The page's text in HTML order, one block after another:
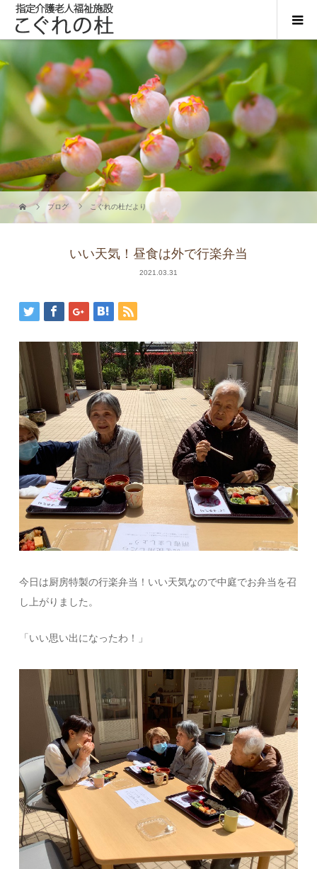
ブログ こぐれの杜だより
いい天気！昼食は外で行楽弁当
2021.03.31
今日は厨房特製の行楽弁当！いい天気なので中庭でお弁当を召
し上がりました。
「いい思い出になったわ！」